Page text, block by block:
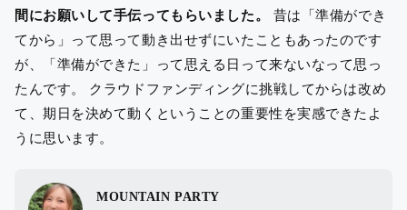
間にお願いして手伝ってもらいました。 昔は「準備ができ
てから」って思って動き出せずにいたこともあったのです
が、「準備ができた」って思える日って来ないなって思っ
たんです。 クラウドファンディングに挑戦してからは改め
て、期日を決めて動くということの重要性を実感できたよ
うに思います。
MOUNTAIN PARTY